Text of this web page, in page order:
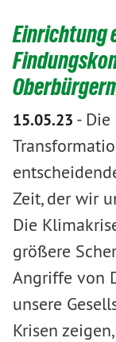
Einrichtung
15.05.23 - Die
Zeit, der wir
Die
größere
Angriffe von
unsere
Krisen